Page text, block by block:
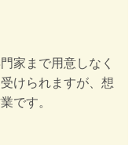
家まで用意しなく
けられますが、想
です。